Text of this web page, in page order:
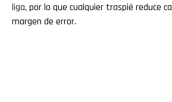
liga, por lo que cualquier traspié reduce
margen de error.